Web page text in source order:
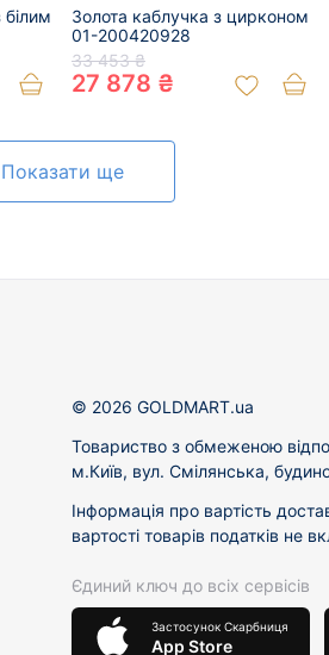
Золота каблучка з цирконом
01-200420928
33 453 ₴
27 878 ₴
Показати ще
© 2026 GOLDMART.ua
Товариство з обмеженою
м.Київ, вул. Смілянська,
Інформація про вартість
вартості товарів податків не
Єдиний ключ до всіх сервісів
Застосунок Скарбниця
App Store